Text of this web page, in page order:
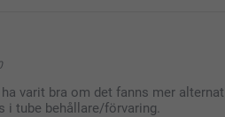
- med ett fint resultat. Vi är glada
varit bra om det fanns mer
i tube behållare/förvaring.